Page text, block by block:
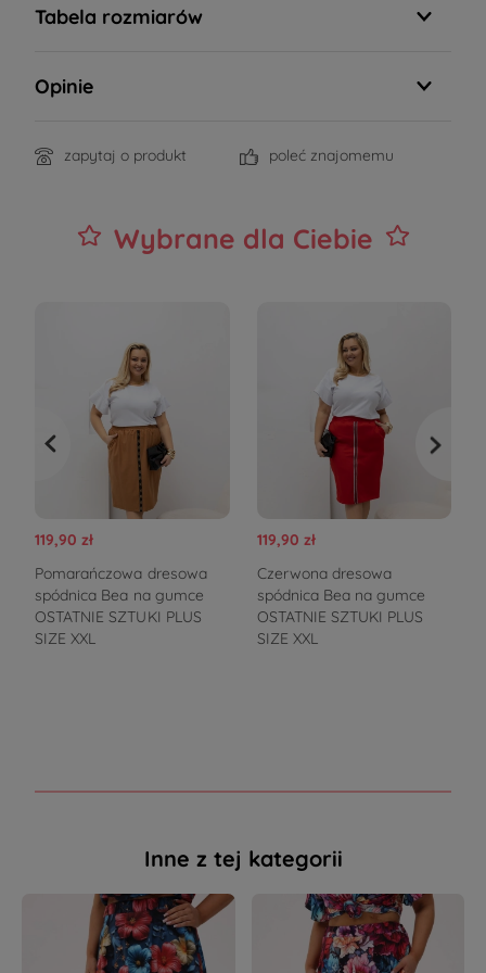
Tabela rozmiarów
Opinie
zapytaj o produkt poleć znajomemu
Wybrane dla Ciebie
119,90 zł
Pomarańczowa dresowa
spódnica Bea na gumce
OSTATNIE SZTUKI PLUS
SIZE XXL
119,90 zł
Czerwona dresowa
spódnica Bea na gumce
OSTATNIE SZTUKI PLUS
SIZE XXL
Inne z tej kategorii